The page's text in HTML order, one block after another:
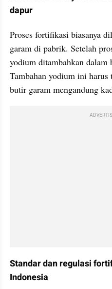
dapur
Proses fortifikasi biasanya
garam di pabrik. Setelah
yodium ditambahkan dalam
Tambahan yodium ini harus
butir garam mengandung
Standar dan regulasi
Indonesia